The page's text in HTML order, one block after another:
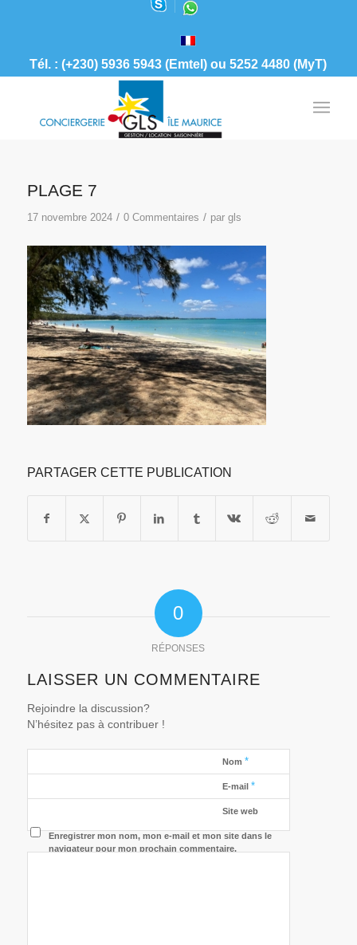
Tél. : (+230) 5936 5943 (Emtel) ou 5252 4480 (MyT)
PLAGE 7
17 novembre 2024 / 0 Commentaires / par gls
PARTAGER CETTE PUBLICATION
0
RÉPONSES
LAISSER UN COMMENTAIRE
Rejoindre la discussion?
N’hésitez pas à contribuer !
Nom *
E-mail *
Site web
Enregistrer mon nom, mon e-mail et mon site dans le
navigateur pour mon prochain commentaire.